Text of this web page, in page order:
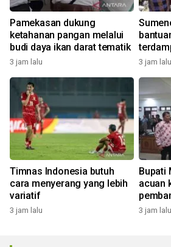
Pamekasan dukung
ketahanan pangan melalui
budi daya ikan darat tematik
3 jam lalu 3 jam lalu
Timnas Indonesia butuh
cara menyerang yang lebih
variatif
3 jam lalu
Bupati
acuan
3 jam lalu